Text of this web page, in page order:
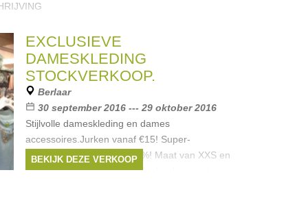
vente-
,
EXCLUSIEVE
DAMESKLEDING
STOCKVERKOOP.
Berlaar
30 september 2016 --- 29 oktober 2016
Stijlvolle dameskleding en dames
accessoires.Jurken vanaf €15! Super-
kortingen van -50% tot -90%! Maat van XXS en
tot XXL. Gratis parking. Geen bankcontact.
BEKIJK DEZE VERKOOP